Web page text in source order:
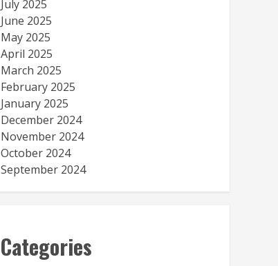
July 2025
June 2025
May 2025
April 2025
March 2025
February 2025
January 2025
December 2024
November 2024
October 2024
September 2024
Categories